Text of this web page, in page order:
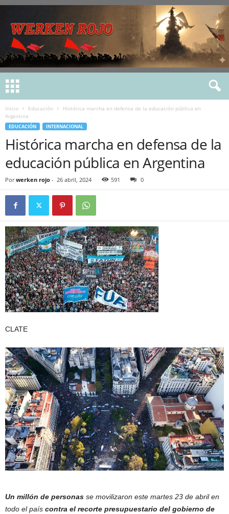
Inicio Educación
Histórica marcha en defensa de la educación pública en
Argentina
EDUCACIÓN INTERNACIONAL
Histórica marcha en defensa de la
educación pública en Argentina
Por werken rojo - 26 abril, 2024 591 0
CLATE
Un millón de personas se movilizaron este martes 23 de abril en
todo el país contra el recorte presupuestario del gobierno de